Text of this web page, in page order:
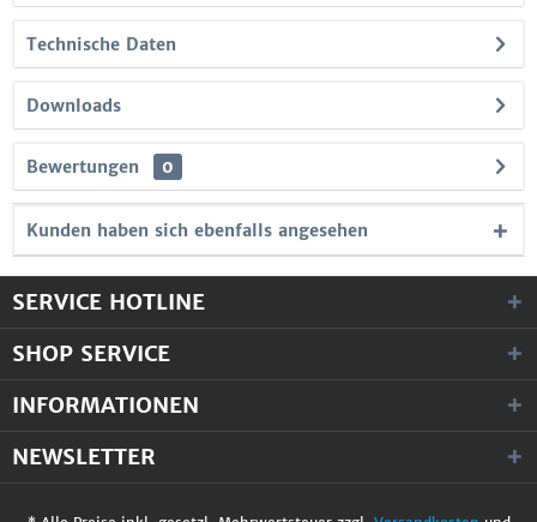
Technische Daten
Downloads
Bewertungen 0
Kunden haben sich ebenfalls angesehen
SERVICE HOTLINE
SHOP SERVICE
INFORMATIONEN
NEWSLETTER